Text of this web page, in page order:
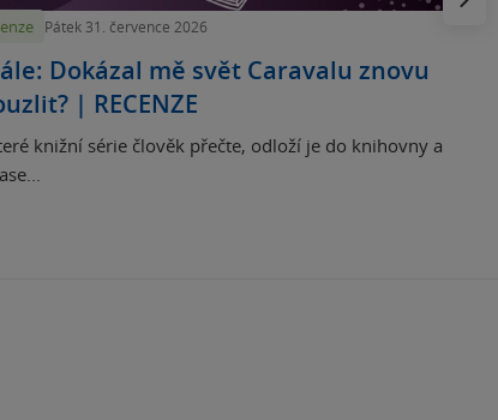
Pátek 31. července 2026
Dokázal mě svět Caravalu znovu
| RECENZE
knižní série člověk přečte, odloží je do knihovny a